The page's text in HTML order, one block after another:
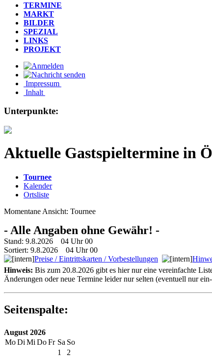
TERMINE
MARKT
BILDER
SPEZIAL
LINKS
PROJEKT
Impressum
Inhalt
Unterpunkte:
Aktuelle Gastspieltermine in
Tournee
Kalender
Ortsliste
Momentane Ansicht: Tournee
- Alle Angaben ohne Gewähr! -
Stand: 9.8.2026 04 Uhr 00
Sortiert: 9.8.2026 04 Uhr 00
Preise / Eintrittskarten / Vorbestellungen
Hinweis: Bis zum 20.8.2026 gibt es hier nur eine vereinfachte
Änderungen oder neue Termine leider nur selten (eventuell nur
Seitenspalte:
August 2026
MoDi Mi DoFr Sa So
1
2